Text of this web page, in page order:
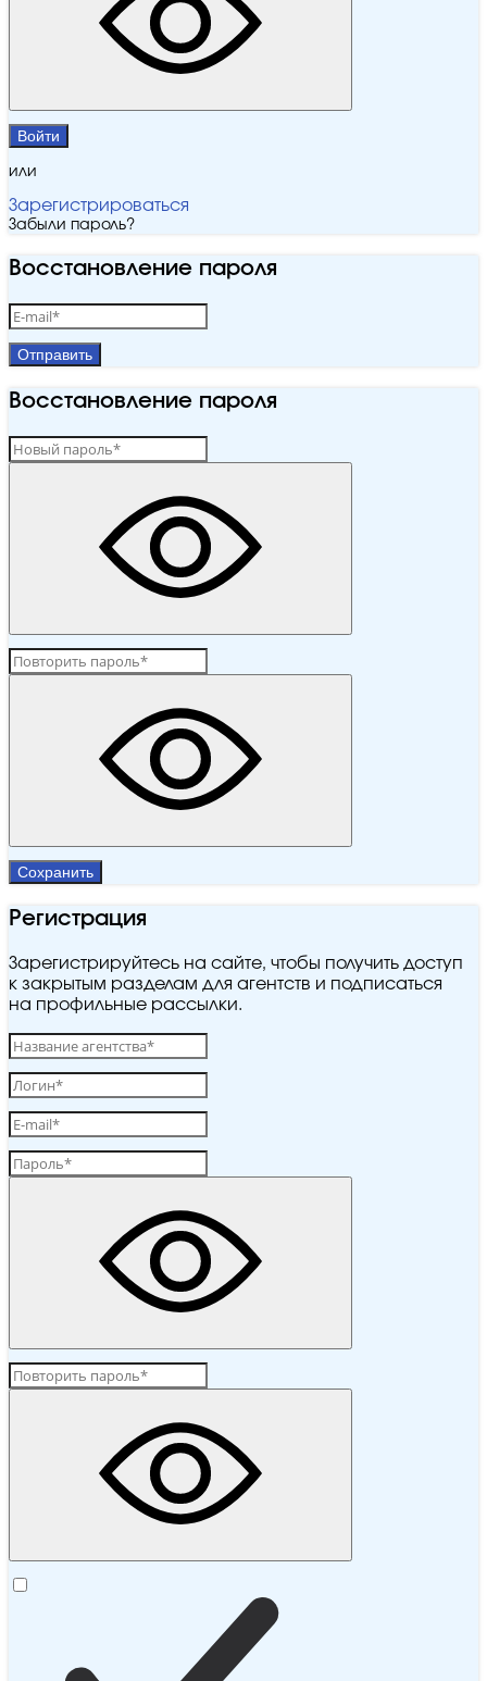
Войти
или
Зарегистрироваться
Забыли пароль?
Восстановление пароля
Отправить
Восстановление пароля
Сохранить
Регистрация
Зарегистрируйтесь на сайте, чтобы получить доступ
к закрытым разделам для агентств и подписаться
на профильные рассылки.